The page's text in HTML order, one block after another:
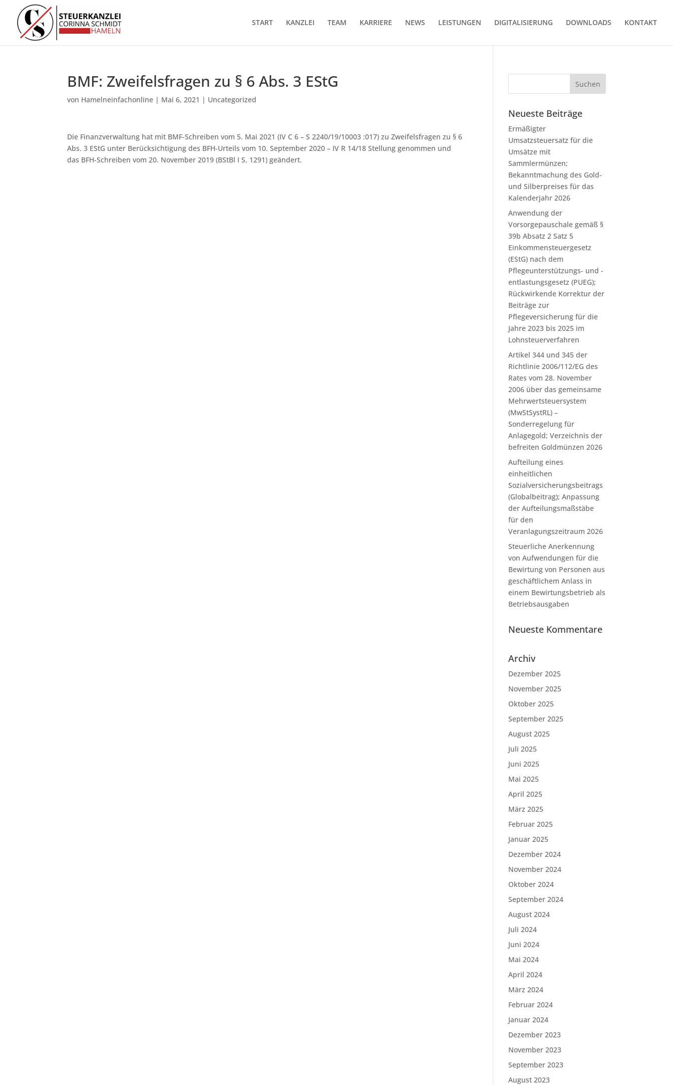
START KANZLEI TEAM KARRIERE NEWS LEISTUNGEN DIGITALISIERUNG DOWNLOADS KONTAKT
BMF: Zweifelsfragen zu § 6 Abs. 3 EStG
von Hamelneinfachonline | Mai 6, 2021 | Uncategorized
Die Finanzverwaltung hat mit BMF-Schreiben vom 5. Mai 2021 (IV C 6 – S 2240/19/10003 :017) zu Zweifelsfragen zu § 6
Abs. 3 EStG unter Berücksichtigung des BFH-Urteils vom 10. September 2020 – IV R 14/18 Stellung genommen und
das BFH-Schreiben vom 20. November 2019 (BStBl I S. 1291) geändert.
Neueste Beiträge
Ermäßigter
Umsatzsteuersatz für die
Umsätze mit
Sammlermünzen;
Bekanntmachung des Gold-
und Silberpreises für das
Kalenderjahr 2026
Anwendung der
Vorsorgepauschale gemäß §
39b Absatz 2 Satz 5
Einkommensteuergesetz
(EStG) nach dem
Pflegeunterstützungs- und -
entlastungsgesetz (PUEG);
Rückwirkende Korrektur der
Beiträge zur
Pflegeversicherung für die
Jahre 2023 bis 2025 im
Lohnsteuerverfahren
Artikel 344 und 345 der
Richtlinie 2006/112/EG des
Rates vom 28. November
2006 über das gemeinsame
Mehrwertsteuersystem
(MwStSystRL) –
Sonderregelung für
Anlagegold; Verzeichnis der
befreiten Goldmünzen 2026
Aufteilung eines
einheitlichen
Sozialversicherungsbeitrags
(Globalbeitrag); Anpassung
der Aufteilungsmaßstäbe
für den
Veranlagungszeitraum 2026
Steuerliche Anerkennung
von Aufwendungen für die
Bewirtung von Personen aus
geschäftlichem Anlass in
einem Bewirtungsbetrieb als
Betriebsausgaben
Neueste Kommentare
Archiv
Dezember 2025
November 2025
Oktober 2025
September 2025
August 2025
Juli 2025
Juni 2025
Mai 2025
April 2025
März 2025
Februar 2025
Januar 2025
Dezember 2024
November 2024
Oktober 2024
September 2024
August 2024
Juli 2024
Juni 2024
Mai 2024
April 2024
März 2024
Februar 2024
Januar 2024
Dezember 2023
November 2023
September 2023
August 2023